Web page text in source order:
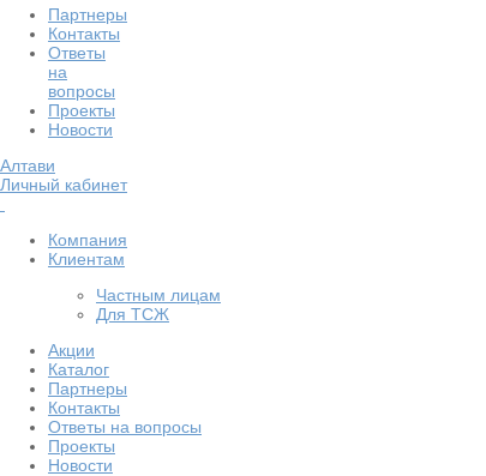
Партнеры
Контакты
Ответы
на
вопросы
Проекты
Новости
Алтави
Личный кабинет
Компания
Клиентам
Частным лицам
Для ТСЖ
Акции
Каталог
Партнеры
Контакты
Ответы на вопросы
Проекты
Новости